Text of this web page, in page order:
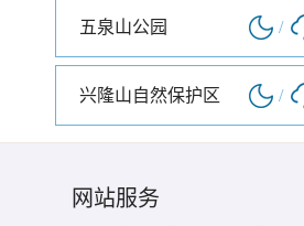
五泉山公园 /
兴隆山自然保护区 /
网站服务